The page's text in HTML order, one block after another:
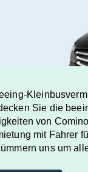
Sie die
von
mit Fahrer
uns um